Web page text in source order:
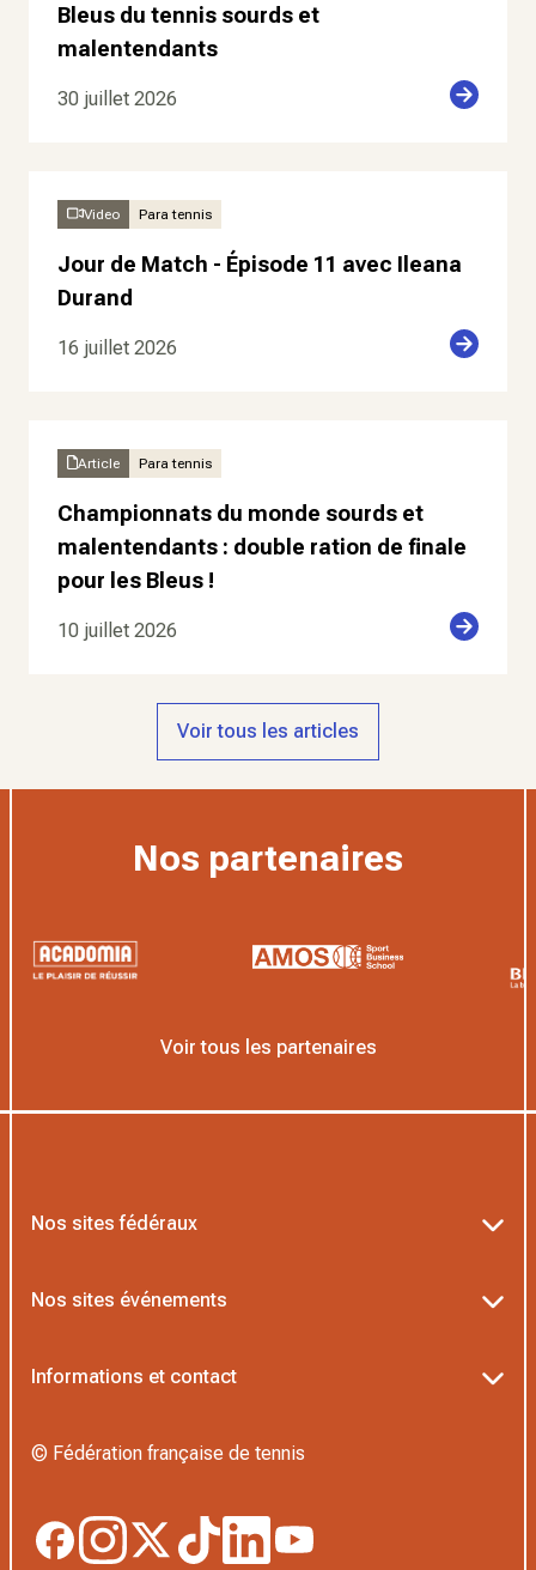
Bleus du tennis sourds et
malentendants
30 juillet 2026
Video Para tennis
Jour de Match - Épisode 11 avec Ileana
Durand
16 juillet 2026
Article Para tennis
Championnats du monde sourds et
malentendants : double ration de finale
pour les Bleus !
10 juillet 2026
Voir tous les articles
Nos partenaires
Voir tous les partenaires
Nos sites fédéraux
L’Institut Formation Tennis
Nos sites événements
Boutique Officielle
Informations et contact
Politique des cookies
© Fédération française de tennis